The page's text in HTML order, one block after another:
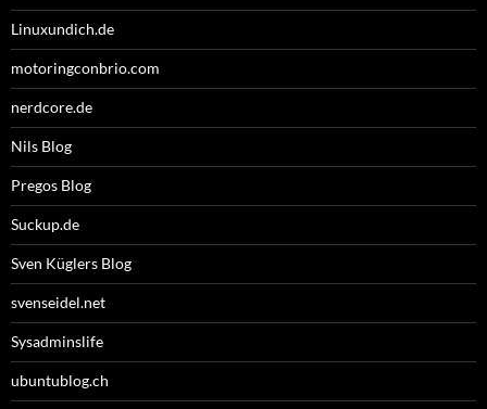
Linuxundich.de
motoringconbrio.com
nerdcore.de
Nils Blog
Pregos Blog
Suckup.de
Sven Küglers Blog
svenseidel.net
Sysadminslife
ubuntublog.ch